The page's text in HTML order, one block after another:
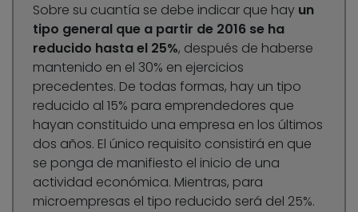
Sobre su cuantía se debe indicar que hay un
tipo general que a partir de 2016 se ha
reducido hasta el 25%, después de haberse
mantenido en el 30% en ejercicios
precedentes. De todas formas, hay un tipo
reducido al 15% para emprendedores que
hayan constituido una empresa en los últimos
dos años. El único requisito consistirá en que
se ponga de manifiesto el inicio de una
actividad económica. Mientras, para
microempresas el tipo reducido será del 25%.